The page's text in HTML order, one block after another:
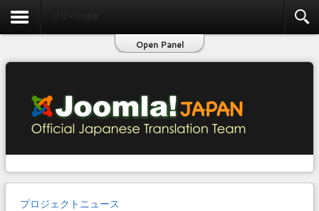
Open Panel
プロジェクトニュース